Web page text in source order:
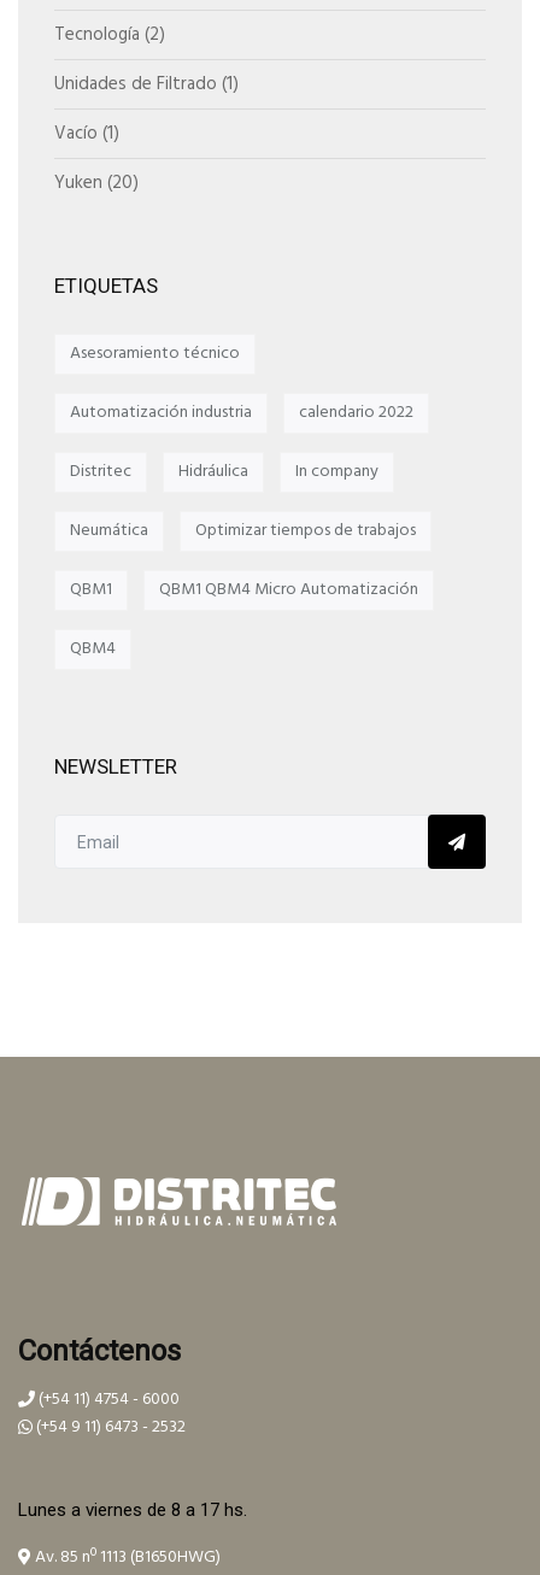
Tecnología (2)
Unidades de Filtrado (1)
Vacío (1)
Yuken (20)
ETIQUETAS
Asesoramiento técnico
Automatización industria calendario 2022
Distritec Hidráulica In company
Neumática Optimizar tiempos de trabajos
QBM1 QBM1 QBM4 Micro Automatización
QBM4
NEWSLETTER
Contáctenos
(+54 11) 4754 - 6000
(+54 9 11) 6473 - 2532
Lunes a viernes de 8 a 17 hs.
Av. 85 nº 1113 (B1650HWG)